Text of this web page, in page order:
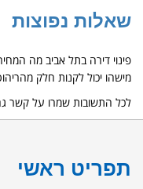
שאלות נפוצות
פינוי דירה בתל אביב מה
מישהו יכול לקנות חלק
לכל התשובות שמרו על קשר
תפריט ראשי